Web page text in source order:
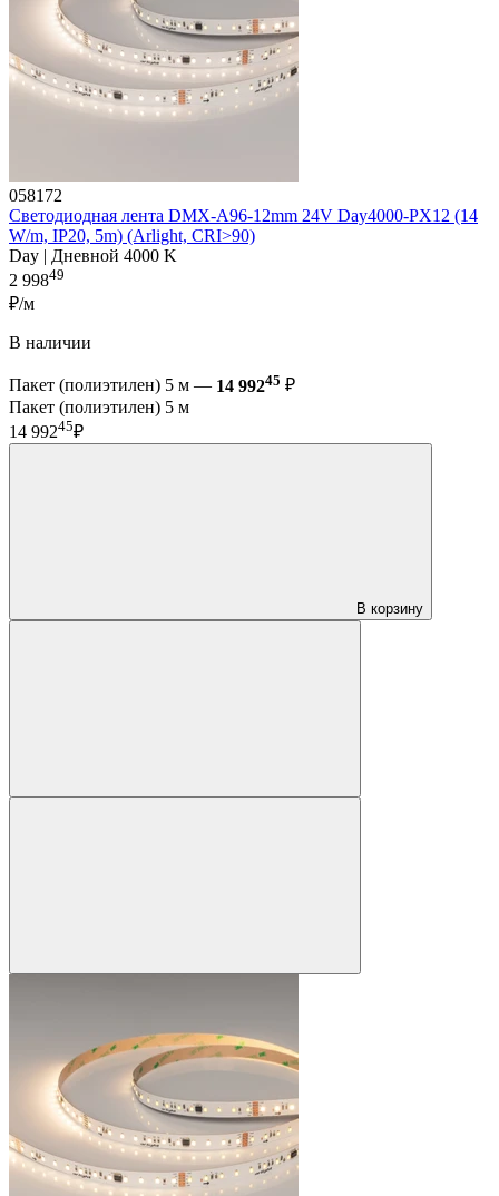
058172
Светодиодная лента DMX-A96-12mm 24V Day4000-PX12 (14
W/m, IP20, 5m) (Arlight, CRI>90)
Day | Дневной 4000 K
2 99849
₽/м
В наличии
Пакет (полиэтилен) 5 м — 14 99245 ₽
Пакет (полиэтилен) 5 м
14 99245₽
В корзину